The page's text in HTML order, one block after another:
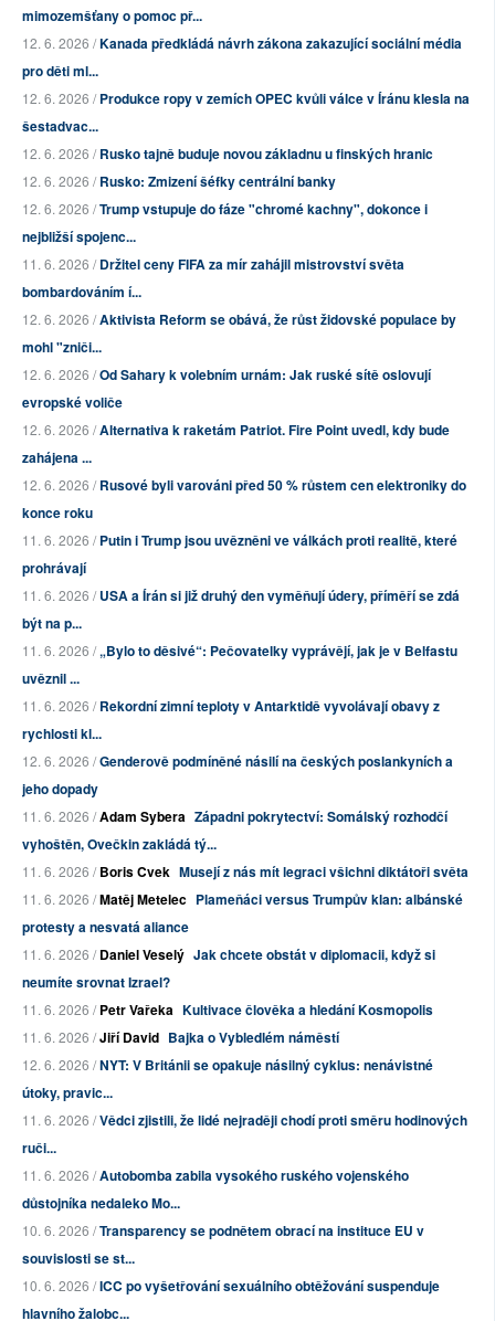
mimozemšťany o pomoc př...
12. 6. 2026 /Kanada předkládá návrh zákona zakazující sociální média
pro děti ml...
12. 6. 2026 /Produkce ropy v zemích OPEC kvůli válce v Íránu klesla na
šestadvac...
12. 6. 2026 /Rusko tajně buduje novou základnu u finských hranic
12. 6. 2026 /Rusko: Zmizení šéfky centrální banky
12. 6. 2026 /Trump vstupuje do fáze "chromé kachny", dokonce i
nejbližší spojenc...
11. 6. 2026 /Držitel ceny FIFA za mír zahájil mistrovství světa
bombardováním í...
12. 6. 2026 /Aktivista Reform se obává, že růst židovské populace by
mohl "zniči...
12. 6. 2026 /Od Sahary k volebním urnám: Jak ruské sítě oslovují
evropské voliče
12. 6. 2026 /Alternativa k raketám Patriot. Fire Point uvedl, kdy bude
zahájena ...
12. 6. 2026 /Rusové byli varováni před 50 % růstem cen elektroniky do
konce roku
11. 6. 2026 /Putin i Trump jsou uvězněni ve válkách proti realitě, které
prohrávají
11. 6. 2026 /USA a Írán si již druhý den vyměňují údery, příměří se zdá
být na p...
11. 6. 2026 /„Bylo to děsivé“: Pečovatelky vyprávějí, jak je v Belfastu
uvěznil ...
11. 6. 2026 /Rekordní zimní teploty v Antarktidě vyvolávají obavy z
rychlosti kl...
12. 6. 2026 /Genderově podmíněné násilí na českých poslankyních a
jeho dopady
11. 6. 2026 /Adam Sybera Západni pokrytectví: Somálský rozhodčí
vyhoštěn, Ovečkin zakládá tý...
11. 6. 2026 /Boris Cvek Musejí z nás mít legraci všichni diktátoři světa
11. 6. 2026 /Matěj Metelec Plameňáci versus Trumpův klan: albánské
protesty a nesvatá aliance
11. 6. 2026 /Daniel Veselý Jak chcete obstát v diplomacii, když si
neumíte srovnat Izrael?
11. 6. 2026 /Petr Vařeka Kultivace člověka a hledání Kosmopolis
11. 6. 2026 /Jiří David Bajka o Vybledlém náměstí
12. 6. 2026 /NYT: V Británii se opakuje násilný cyklus: nenávistné
útoky, pravic...
11. 6. 2026 /Vědci zjistili, že lidé nejraději chodí proti směru hodinových
ruči...
11. 6. 2026 /Autobomba zabila vysokého ruského vojenského
důstojníka nedaleko Mo...
10. 6. 2026 /Transparency se podnětem obrací na instituce EU v
souvislosti se st...
10. 6. 2026 /ICC po vyšetřování sexuálního obtěžování suspenduje
hlavního žalobc...